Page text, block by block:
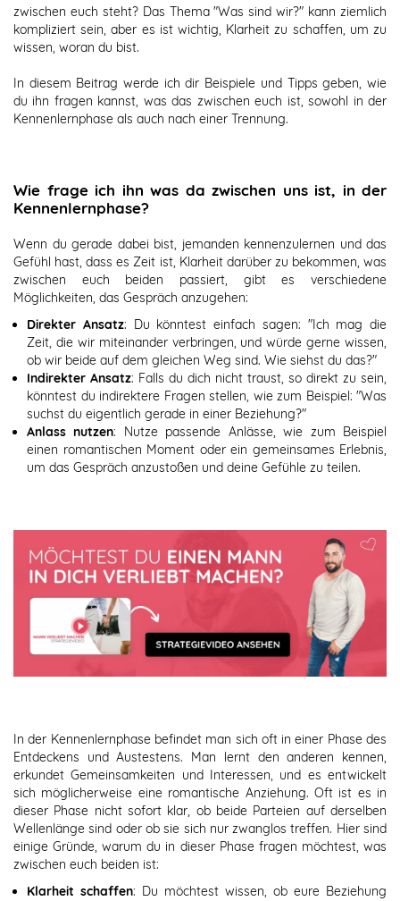
zwischen euch steht? Das Thema "Was sind wir?" kann ziemlich
kompliziert sein, aber es ist wichtig, Klarheit zu schaffen, um zu
wissen, woran du bist.
In diesem Beitrag werde ich dir Beispiele und Tipps geben, wie
du ihn fragen kannst, was das zwischen euch ist, sowohl in der
Kennenlernphase als auch nach einer Trennung.
Wie frage ich ihn was da zwischen uns ist, in der
Kennenlernphase?
Wenn du gerade dabei bist, jemanden kennenzulernen und das
Gefühl hast, dass es Zeit ist, Klarheit darüber zu bekommen, was
zwischen euch beiden passiert, gibt es verschiedene
Möglichkeiten, das Gespräch anzugehen:
Direkter Ansatz: Du könntest einfach sagen: "Ich mag die
Zeit, die wir miteinander verbringen, und würde gerne wissen,
ob wir beide auf dem gleichen Weg sind. Wie siehst du das?"
Indirekter Ansatz: Falls du dich nicht traust, so direkt zu sein,
könntest du indirektere Fragen stellen, wie zum Beispiel: "Was
suchst du eigentlich gerade in einer Beziehung?"
Anlass nutzen: Nutze passende Anlässe, wie zum Beispiel
einen romantischen Moment oder ein gemeinsames Erlebnis,
um das Gespräch anzustoßen und deine Gefühle zu teilen.
In der Kennenlernphase befindet man sich oft in einer Phase des
Entdeckens und Austestens. Man lernt den anderen kennen,
erkundet Gemeinsamkeiten und Interessen, und es entwickelt
sich möglicherweise eine romantische Anziehung. Oft ist es in
dieser Phase nicht sofort klar, ob beide Parteien auf derselben
Wellenlänge sind oder ob sie sich nur zwanglos treffen. Hier sind
einige Gründe, warum du in dieser Phase fragen möchtest, was
zwischen euch beiden ist:
Klarheit schaffen: Du möchtest wissen, ob eure Beziehung